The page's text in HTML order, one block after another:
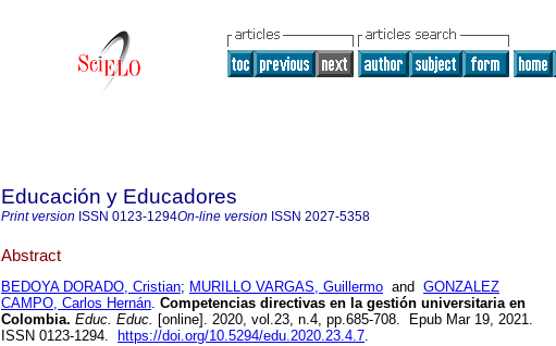
Educación y Educadores
Print version ISSN 0123-1294On-line version ISSN 2027-5358
Abstract
BEDOYA DORADO, Cristian; MURILLO VARGAS, Guillermo and GONZALEZ
CAMPO, Carlos Hernán. Competencias directivas en la gestión universitaria en
Colombia. Educ. Educ. [online]. 2020, vol.23, n.4, pp.685-708. Epub Mar 19, 2021.
ISSN 0123-1294.
https://doi.org/10.5294/edu.2020.23.4.7.